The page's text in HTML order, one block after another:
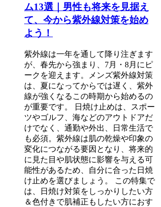
ム13選｜男性も将来を見据え
て、今から紫外線対策を始め
よう！
紫外線は一年を通して降り注ぎます
が、春先から強まり、7月・8月にピ
ークを迎えます。メンズ紫外線対策
は、夏になってからでは遅く、紫外
線が強くなるこの時期から始めるの
が重要です。 日焼け止めは、スポー
ツやゴルフ、海などのアウトドアだ
けでなく、通勤や外出、日常生活で
も必須。紫外線は肌の乾燥や印象の
変化につながる要因となり、将来的
に見た目や肌状態に影響を与える可
能性があるため、自分に合った日焼
け止めを選びましょう。 この特集で
は、日焼け対策をしっかりしたい方
＆色付きで肌補正もしたい方におす